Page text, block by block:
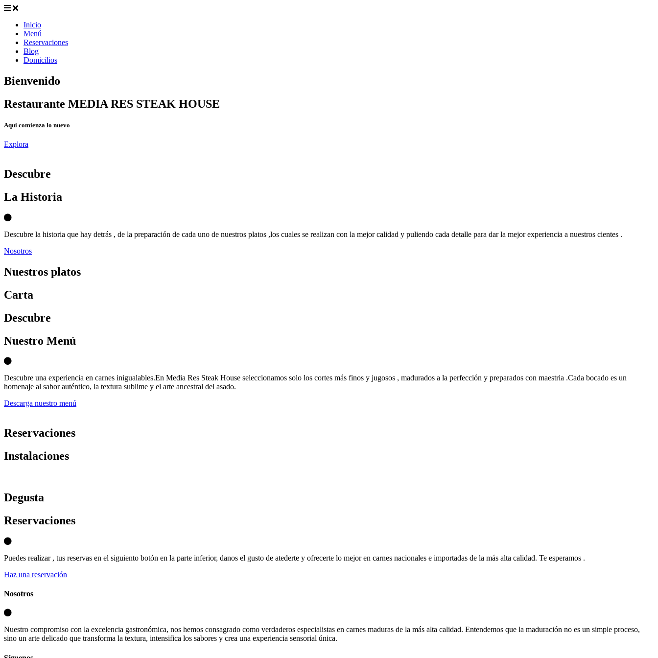
Inicio
Menú
Reservaciones
Blog
Domicilios
Bienvenido
Restaurante MEDIA RES STEAK HOUSE
Aqui comienza lo nuevo
Explora
Descubre
La Historia
Descubre la historia que hay detrás , de la preparación de cada uno de nuestros platos ,los cuales se realizan con la mejor calidad y puliendo cada detalle para dar la mejor experiencia a nuestros cientes .
Nosotros
Nuestros platos
Carta
Descubre
Nuestro Menú
Descubre una experiencia en carnes inigualables.En Media Res Steak House seleccionamos solo los cortes más finos y jugosos , madurados a la perfección y preparados con maestria .Cada bocado es un
homenaje al sabor auténtico, la textura sublime y el arte ancestral del asado.
Descarga nuestro menú
Reservaciones
Instalaciones
Degusta
Reservaciones
Puedes realizar , tus reservas en el siguiento botón en la parte inferior, danos el gusto de atederte y ofrecerte lo mejor en carnes nacionales e importadas de la más alta calidad. Te esperamos .
Haz una reservación
Nosotros
Nuestro compromiso con la excelencia gastronómica, nos hemos consagrado como verdaderos especialistas en carnes maduras de la más alta calidad. Entendemos que la maduración no es un simple proceso,
sino un arte delicado que transforma la textura, intensifica los sabores y crea una experiencia sensorial única.